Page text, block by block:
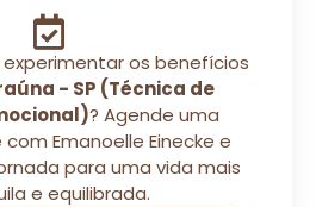
os benefícios
- SP (Técnica de
? Agende uma
Emanoelle Einecke e
para uma vida mais
e equilibrada.